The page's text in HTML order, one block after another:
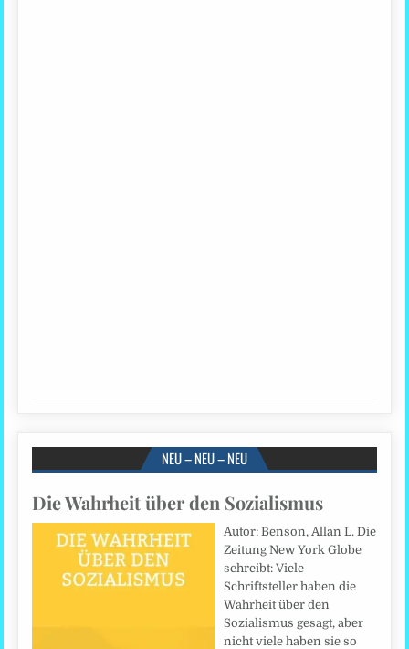
NEU – NEU – NEU
Die Wahrheit über den Sozialismus
Autor: Benson, Allan L. Die
Zeitung New York Globe
schreibt: Viele
Schriftsteller haben die
Wahrheit über den
Sozialismus gesagt, aber
nicht viele haben sie so